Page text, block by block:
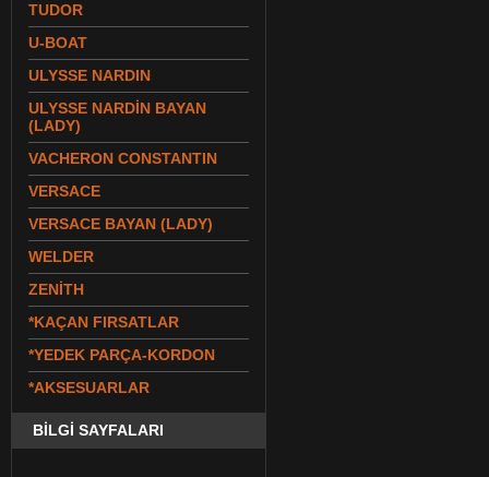
TUDOR
U-BOAT
ULYSSE NARDIN
ULYSSE NARDİN BAYAN
(LADY)
VACHERON CONSTANTIN
VERSACE
VERSACE BAYAN (LADY)
WELDER
ZENİTH
*KAÇAN FIRSATLAR
*YEDEK PARÇA-KORDON
*AKSESUARLAR
BİLGİ SAYFALARI